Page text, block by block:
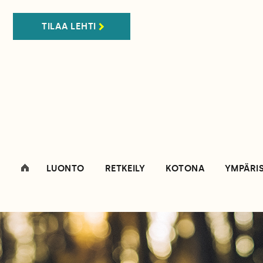
TILAA LEHTI
LUONTO RETKEILY KOTONA